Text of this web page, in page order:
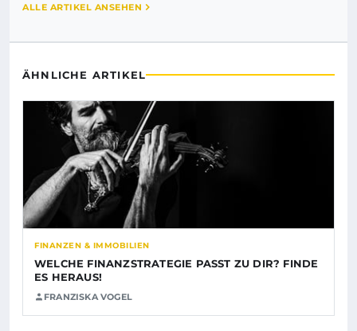
ALLE ARTIKEL ANSEHEN
ÄHNLICHE ARTIKEL
FINANZEN & IMMOBILIEN
WELCHE FINANZSTRATEGIE PASST ZU DIR? FINDE
ES HERAUS!
FRANZISKA VOGEL